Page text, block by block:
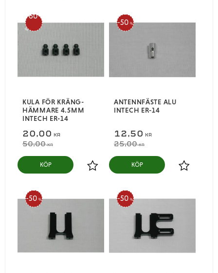
KULA FÖR KRÄNG-
HÄMMARE 4.5MM
INTECH ER-14
20,00 KR
50,00KR
60
%
Lägg till i favoriter
KÖP
ANTENNFÄSTE ALU
INTECH ER-14
12,50 KR
25,00KR
50 %
Lägg till i
KÖP
50 % 50 %